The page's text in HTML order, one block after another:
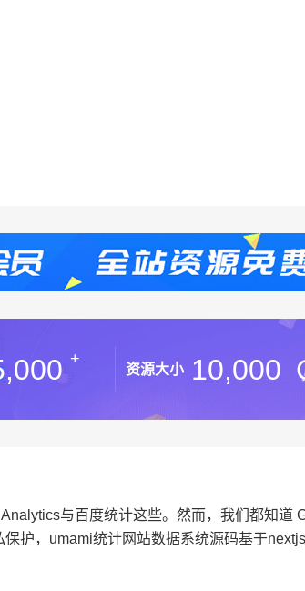
+
资源大小 10,000
与百度统计这些。然而，我们都知道
护，umami统计网站数据系统源码基于